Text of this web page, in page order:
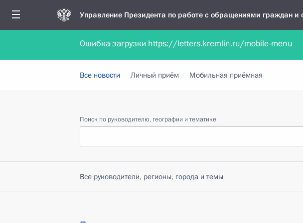
Управление Президента по работе с обращениями граждан и
Обратиться в форме электронного документа Обратиться в
Все новости Личный приём Мобильная приёмная
Поиск по руководителю, географии и тематике
Все руководители, регионы, города и темы
Ошибка загрузки https://letters.kremlin.ru/mobile-menu